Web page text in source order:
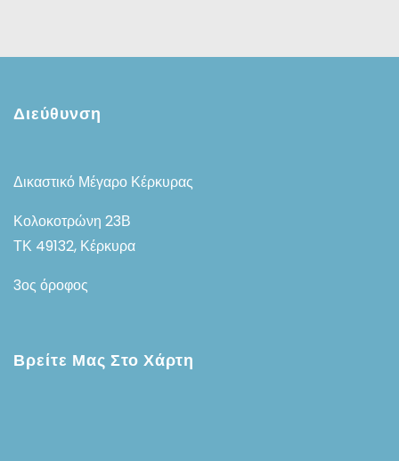
Διεύθυνση
Δικαστικό Μέγαρο Κέρκυρας
Κολοκοτρώνη 23Β
ΤΚ 49132, Κέρκυρα
3ος όροφος
Βρείτε Μας Στο Χάρτη